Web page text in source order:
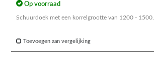
Op voorraad
Schuurdoek met een korrelgrootte van 1200 - 1500.
Toevoegen aan vergelijking